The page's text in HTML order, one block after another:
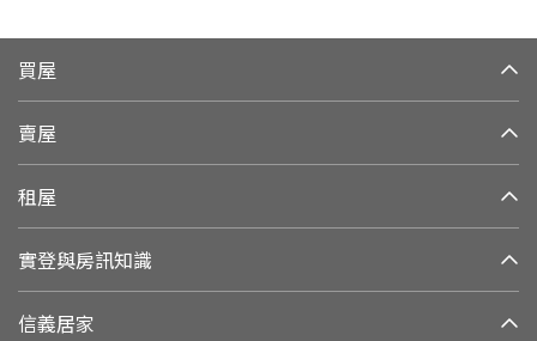
買屋
賣屋
租屋
實登與房訊知識
信義居家